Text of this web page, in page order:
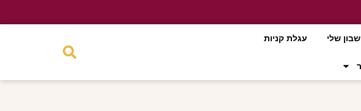
שלי עגלת קניות